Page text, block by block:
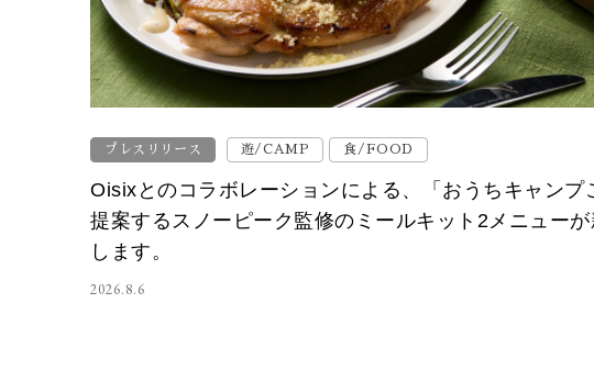
プレスリリース 遊/CAMP 食/FOOD
Oisixとのコラボレーションによる、「おうちキャンプ
提案するスノーピーク監修のミールキット2メニュー
します。
2026.8.6